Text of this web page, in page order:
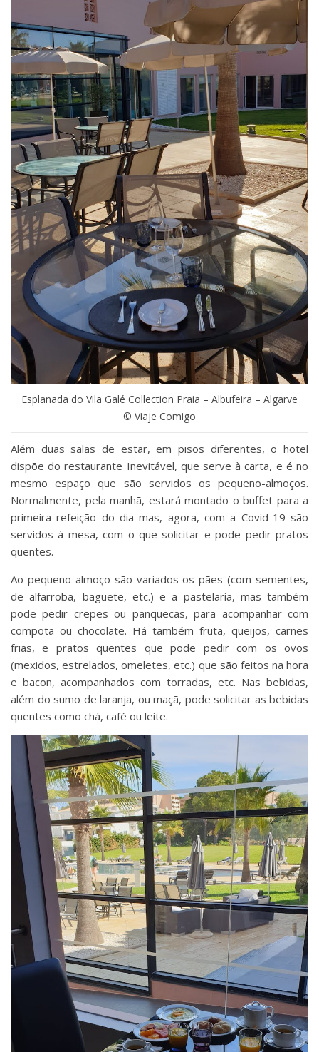
Esplanada do Vila Galé Collection Praia – Albufeira – Algarve
© Viaje Comigo
Além duas salas de estar, em pisos diferentes, o hotel
dispõe do restaurante Inevitável, que serve à carta, e é no
mesmo espaço que são servidos os pequeno-almoços.
Normalmente, pela manhã, estará montado o buffet para a
primeira refeição do dia mas, agora, com a Covid-19 são
servidos à mesa, com o que solicitar e pode pedir pratos
quentes.
Ao pequeno-almoço são variados os pães (com sementes,
de alfarroba, baguete, etc.) e a pastelaria, mas também
pode pedir crepes ou panquecas, para acompanhar com
compota ou chocolate. Há também fruta, queijos, carnes
frias, e pratos quentes que pode pedir com os ovos
(mexidos, estrelados, omeletes, etc.) que são feitos na hora
e bacon, acompanhados com torradas, etc. Nas bebidas,
além do sumo de laranja, ou maçã, pode solicitar as bebidas
quentes como chá, café ou leite.